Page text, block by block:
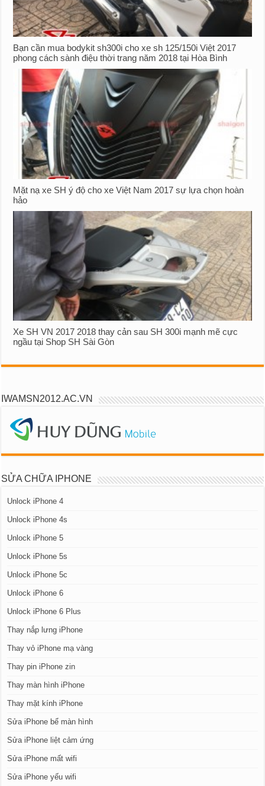
Bạn cần mua bodykit sh300i cho xe sh 125/150i Việt 2017
phong cách sành điệu thời trang năm 2018 tại Hòa Bình
Mặt nạ xe SH ý độ cho xe Việt Nam 2017 sự lựa chọn hoàn
hảo
Xe SH VN 2017 2018 thay cản sau SH 300i mạnh mẽ cực
ngầu tại Shop SH Sài Gòn
IWAMSN2012.AC.VN
SỬA CHỮA IPHONE
Unlock iPhone 4
Unlock iPhone 4s
Unlock iPhone 5
Unlock iPhone 5s
Unlock iPhone 5c
Unlock iPhone 6
Unlock iPhone 6 Plus
Thay nắp lưng iPhone
Thay vỏ iPhone mạ vàng
Thay pin iPhone zin
Thay màn hình iPhone
Thay mặt kính iPhone
Sửa iPhone bể màn hình
Sửa iPhone liệt cảm ứng
Sửa iPhone mất wifi
Sửa iPhone yếu wifi